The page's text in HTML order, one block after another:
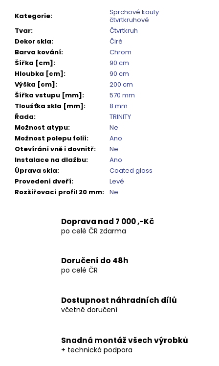
Kategorie:
Sprchové kouty
čtvrtkruhové
Tvar:
Čtvrtkruh
Dekor skla:
Čiré
Barva kování:
Chrom
Šířka [cm]:
90 cm
Hloubka [cm]:
90 cm
Výška [cm]:
200 cm
Šířka vstupu [mm]:
570 mm
Tloušťka skla [mm]:
8 mm
Řada:
TRINITY
Možnost atypu:
Ne
Možnost polepu folií:
Ano
Otevírání vně i dovnitř:
Ne
Instalace na dlažbu:
Ano
Úprava skla:
Coated glass
Provedení dveří:
Levé
Rozšiřovací profil 20 mm: Ne
Doprava nad 7 000 ,-Kč
po celé ČR zdarma
Doručení do 48h
po celé ČR
Dostupnost náhradních dílů
včetně doručení
Snadná montáž všech výrobků
+ technická podpora
VOLCANO
CHROM
SPRCHOVÉ
DVEŘE
DO
NIKY
1400MM,
ČIRÉ
SKLO,
GV1014
16
792
Kč
Původně:
20
990
Kč